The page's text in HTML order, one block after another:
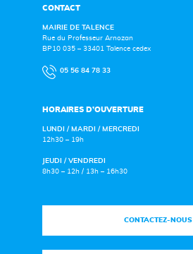
CONTACT
MAIRIE DE TALENCE
Rue du Professeur Arnozan
BP10 035 – 33401 Talence cedex
05 56 84 78 33
HORAIRES D’OUVERTURE
LUNDI / MARDI / MERCREDI
12h30 – 19h
JEUDI / VENDREDI
8h30 – 12h / 13h – 16h30
CONTACTEZ-NOUS